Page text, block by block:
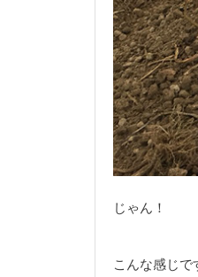
じゃん！
こんな感じで